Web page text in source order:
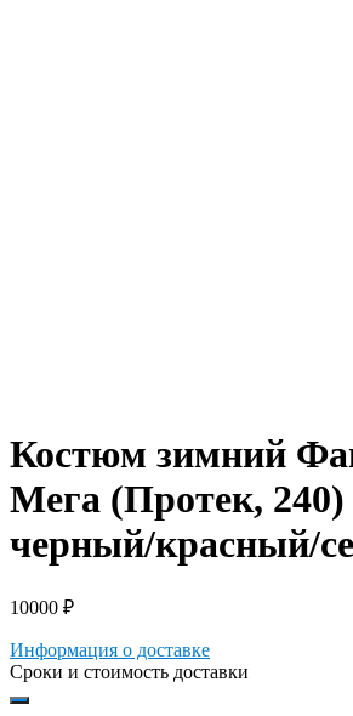
Костюм зимний
Мега (Протек, 240)
черный/красный/
10000 ₽
Информация о доставке
Сроки и стоимость доставки